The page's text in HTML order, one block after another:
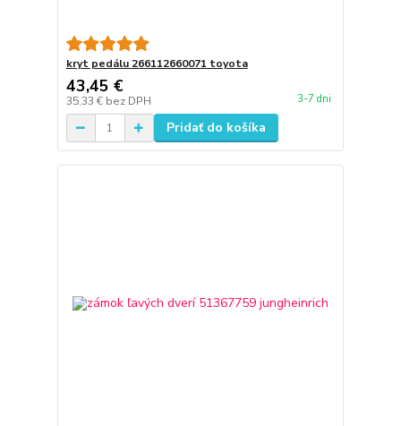
kryt pedálu 266112660071 toyota
43,45 €
35,33 € bez DPH 3-7 dni
Pridať do košíka